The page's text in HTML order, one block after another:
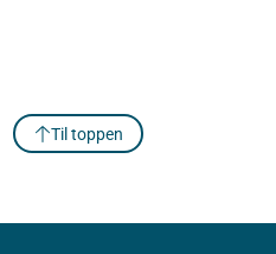
Til toppen